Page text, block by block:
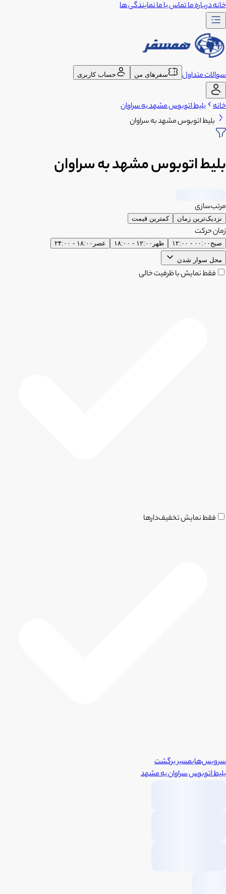
خانهدرباره ماتماس با مانمایندگی ها
سوالات متداول سفرهای من حساب کاربری
خانه بلیط اتوبوس مشهد به سراوان
بلیط اتوبوس مشهد به سراوان
بلیط اتوبوس مشهد به سراوان
مرتب‌سازی
نزدیک‌ترین زمان کمترین قیمت
زمان حرکت
صبح ۰۰:۰۰ - ۱۲:۰۰ ظهر ۱۲:۰۰ - ۱۸:۰۰ عصر ۱۸:۰۰ - ۲۴:۰۰
محل سوار شدن
فقط نمایش با ظرفیت خالی
فقط نمایش تخفیف‌دارها
سرویس‌هایمسیر برگشت
بلیط اتوبوسسراوانبهمشهد